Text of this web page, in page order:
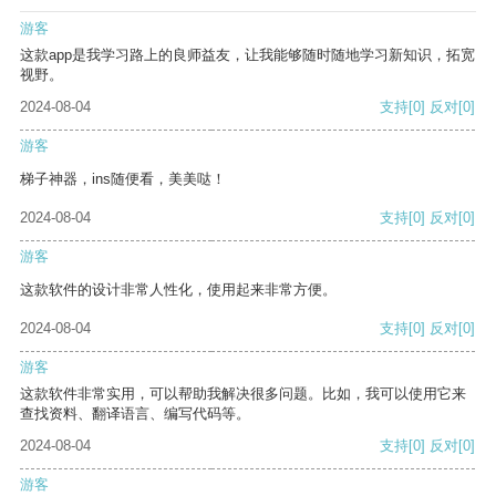
游客
这款app是我学习路上的良师益友，让我能够随时随地学习新知识，拓宽
视野。
2024-08-04
支持[0] 反对[0]
游客
梯子神器，ins随便看，美美哒！
2024-08-04 支持[0] 反对[0]
游客
这款软件的设计非常人性化，使用起来非常方便。
2024-08-04 支持[0] 反对[0]
游客
这款软件非常实用，可以帮助我解决很多问题。比如，我可以使用它来
查找资料、翻译语言、编写代码等。
2024-08-04
支持[0] 反对[0]
游客